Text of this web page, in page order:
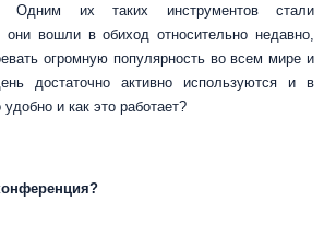
Одним их таких инструментов стали
они вошли в обиход относительно недавно,
огромную популярность во всем мире и
достаточно активно используются и в
и как это работает?